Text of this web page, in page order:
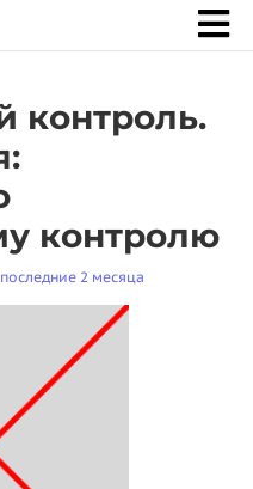
контроль.
контролю
2 месяца